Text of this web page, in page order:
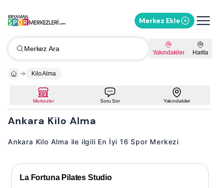
Merkez Ekle
Merkez Ara Yakındakiler Harita
Kilo Alma
Merkezler Soru Sor Yakındakiler
Ankara Kilo Alma
Ankara Kilo Alma ile ilgili En İyi 16 Spor Merkezi
La Fortuna Pilates Studio